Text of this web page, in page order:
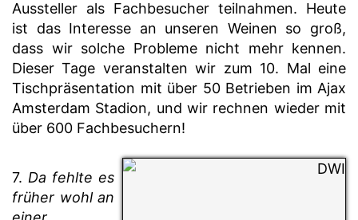
Aussteller als Fachbesucher teilnahmen. Heute
ist das Interesse an unseren Weinen so groß,
dass wir solche Probleme nicht mehr kennen.
Dieser Tage veranstalten wir zum 10. Mal eine
Tischpräsentation mit über 50 Betrieben im Ajax
Amsterdam Stadion, und wir rechnen wieder mit
über 600 Fachbesuchern!
7. Da fehlte es
früher wohl an